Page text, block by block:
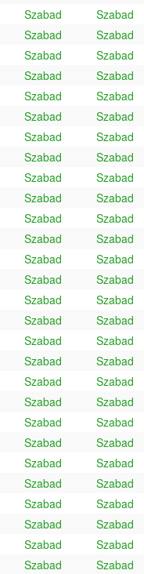
Szabad
Szabad
Szabad
Szabad
Szabad
Szabad
Szabad
Szabad
Szabad
Szabad
Szabad
Szabad
Szabad
Szabad
Szabad
Szabad
Szabad
Szabad
Szabad
Szabad
Szabad
Szabad
Szabad
Szabad
Szabad
Szabad
Szabad
Szabad
Szabad
Szabad
Szabad
Szabad
Szabad
Szabad
Szabad
Szabad
Szabad
Szabad
Szabad
Szabad
Szabad
Szabad
Szabad
Szabad
Szabad
Szabad
Szabad
Szabad
Szabad
Szabad
Szabad
Szabad
Szabad
Szabad
Szabad
Szabad